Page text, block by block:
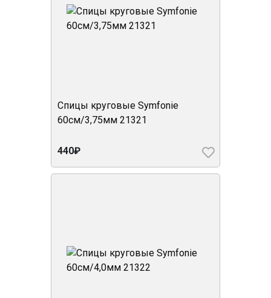
Спицы круговые Symfonie
60см/3,75мм 21321
440₽